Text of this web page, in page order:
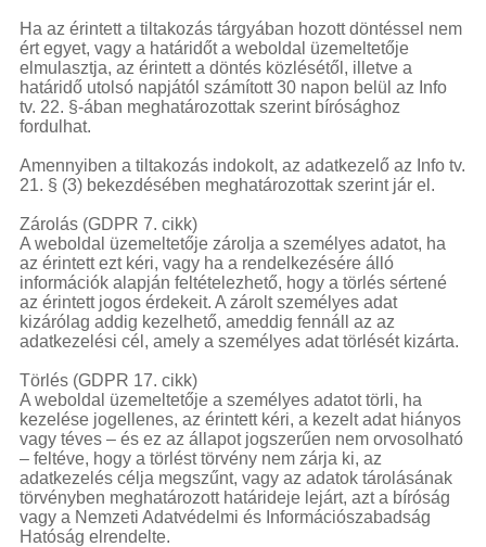
Ha az érintett a tiltakozás tárgyában hozott döntéssel nem
ért egyet, vagy a határidőt a weboldal üzemeltetője
elmulasztja, az érintett a döntés közlésétől, illetve a
határidő utolsó napjától számított 30 napon belül az Info
tv. 22. §-ában meghatározottak szerint bírósághoz
fordulhat.
Amennyiben a tiltakozás indokolt, az adatkezelő az Info tv.
21. § (3) bekezdésében meghatározottak szerint jár el.
Zárolás (GDPR 7. cikk)
A weboldal üzemeltetője zárolja a személyes adatot, ha
az érintett ezt kéri, vagy ha a rendelkezésére álló
információk alapján feltételezhető, hogy a törlés sértené
az érintett jogos érdekeit. A zárolt személyes adat
kizárólag addig kezelhető, ameddig fennáll az az
adatkezelési cél, amely a személyes adat törlését kizárta.
Törlés (GDPR 17. cikk)
A weboldal üzemeltetője a személyes adatot törli, ha
kezelése jogellenes, az érintett kéri, a kezelt adat hiányos
vagy téves – és ez az állapot jogszerűen nem orvosolható
– feltéve, hogy a törlést törvény nem zárja ki, az
adatkezelés célja megszűnt, vagy az adatok tárolásának
törvényben meghatározott határideje lejárt, azt a bíróság
vagy a Nemzeti Adatvédelmi és Információszabadság
Hatóság elrendelte.